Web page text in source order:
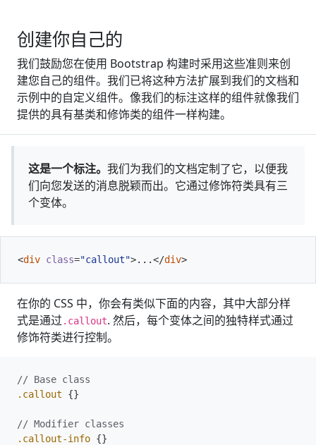
创建你自己的
我们鼓励您在使用 Bootstrap 构建时采用这些准则来创
建您自己的组件。我们已将这种方法扩展到我们的文档和
示例中的自定义组件。像我们的标注这样的组件就像我们
提供的具有基类和修饰类的组件一样构建。
这是一个标注。 我们为我们的文档定制了它，以便我
们向您发送的消息脱颖而出。它通过修饰符类具有三
个变体。
<div class="callout">...</div>
在你的 CSS 中，你会有类似下面的内容，其中大部分样
式是通过 .callout. 然后，每个变体之间的独特样式通过
修饰符类进行控制。
.callout
{}
.callout-info {}